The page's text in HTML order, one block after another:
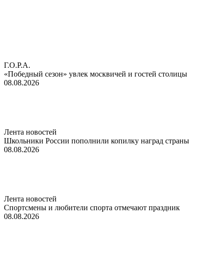
Г.О.Р.А.
«Победный сезон» увлек москвичей и гостей столицы
08.08.2026
Лента новостей
Школьники России пополнили копилку наград страны
08.08.2026
Лента новостей
Спортсмены и любители спорта отмечают праздник
08.08.2026